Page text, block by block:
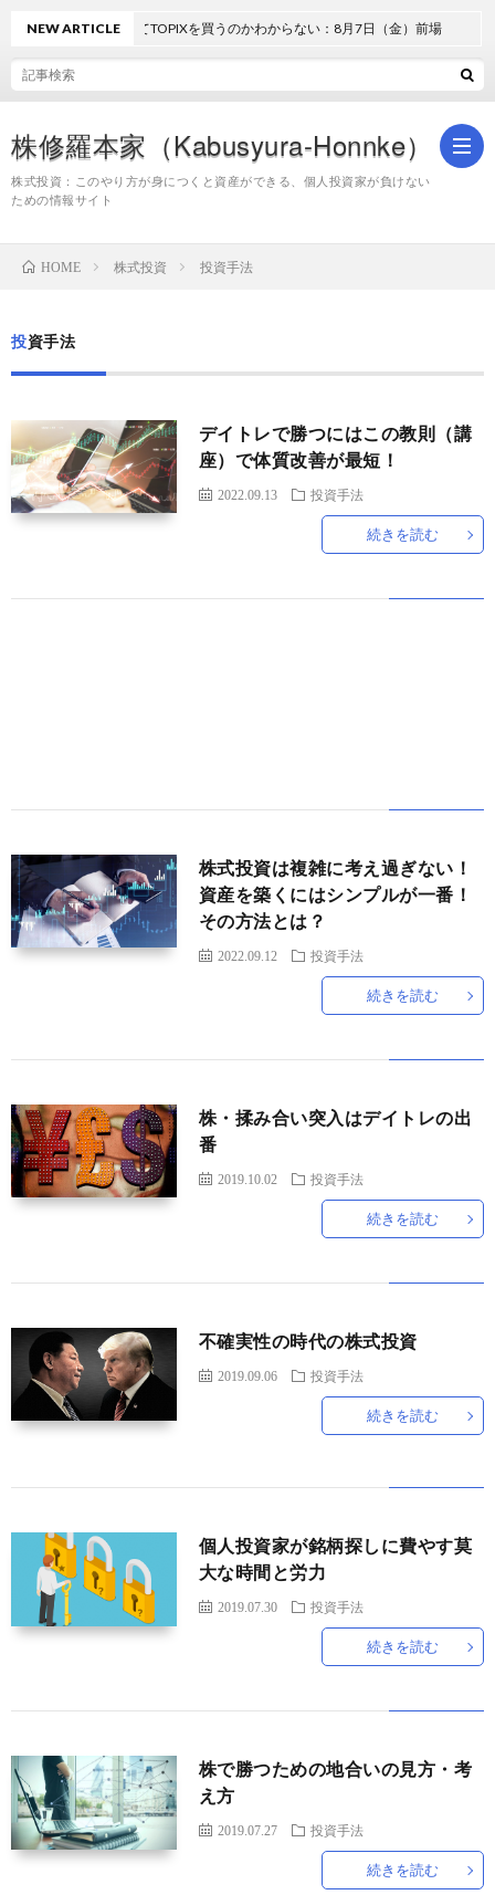
株修羅本家（Kabusyura-Honnke）
株式投資：このやり方が身につくと資産ができる、個人投資家が負けない
ための情報サイト
資
ト
動
小
ポ
ー
か
ら
事
NEW ARTICLE
どうしてTOPIXを買うのかわからない：8月7日（金）前場
HOME 株式投資 投資手法
投資手法
デイトレで勝つにはこの教則（講
座）で体質改善が最短！
2022.09.13 投資手法
続きを読む
株式投資は複雑に考え過ぎない！
資産を築くにはシンプルが一番！
その方法とは？
2022.09.12 投資手法
続きを読む
株・揉み合い突入はデイトレの出
番
2019.10.02 投資手法
続きを読む
不確実性の時代の株式投資
2019.09.06 投資手法
続きを読む
個人投資家が銘柄探しに費やす莫
大な時間と労力
2019.07.30 投資手法
続きを読む
株で勝つための地合いの見方・考
え方
2019.07.27 投資手法
続きを読む